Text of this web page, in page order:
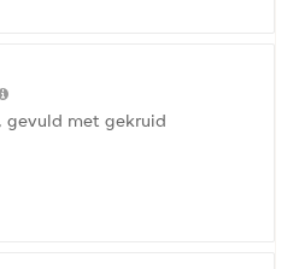
gevuld met gekruid